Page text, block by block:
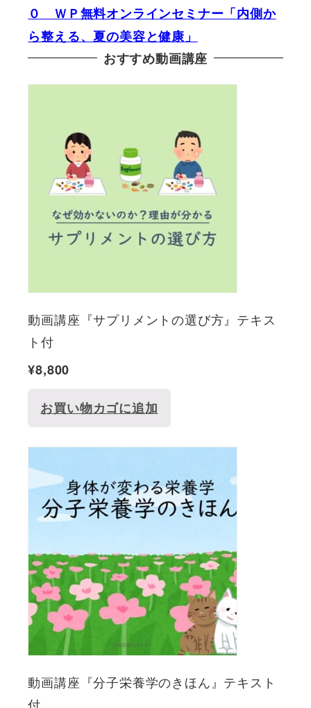
０ ＷＰ無料オンラインセミナー「内側か
ら整える、夏の美容と健康」
おすすめ動画講座
動画講座『サプリメントの選び方』テキス
ト付
¥8,800
お買い物カゴに追加
動画講座『分子栄養学のきほん』テキスト
付